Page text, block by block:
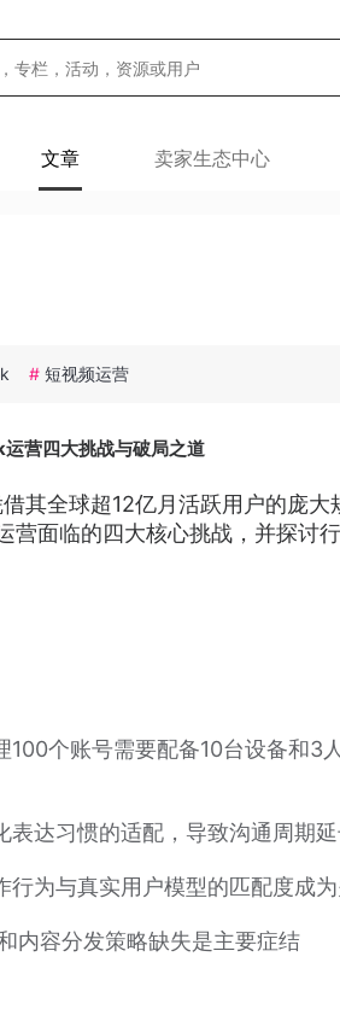
文章 卖家生态中心
#短视频运营
营四大挑战与破局之道
其全球超12亿月活跃用户的庞大
面临的四大核心挑战，并探讨
个账号需要配备10台设备和3
达习惯的适配，导致沟通周期
为与真实用户模型的匹配度成
内容分发策略缺失是主要症结